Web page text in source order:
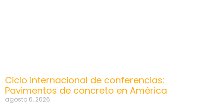
Ciclo internacional de conferencias:
Pavimentos de concreto en América
agosto 6, 2026